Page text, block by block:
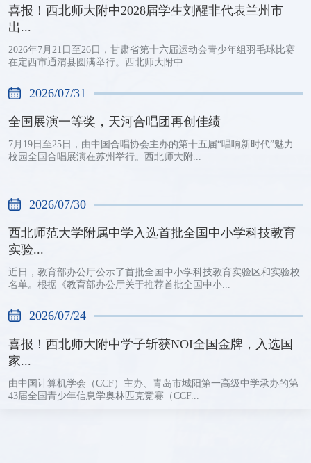
喜报！西北师大附中2028届学生刘醒非代表兰州市
出...
2026年7月21日至26日，甘肃省第十六届运动会青少年组羽毛球比赛
在定西市通渭县圆满举行。西北师大附中...
2026/07/31
全国展演一等奖，天河合唱团再创佳绩
7月19日至25日，由中国合唱协会主办的第十五届“唱响新时代”魅力
校园全国合唱展演在苏州举行。西北师大附...
2026/07/30
西北师范大学附属中学入选首批全国中小学科技教育
实验...
近日，教育部办公厅公示了首批全国中小学科技教育实验区和实验校
名单。根据《教育部办公厅关于推荐首批全国中小...
2026/07/24
喜报！西北师大附中学子斩获NOI全国金牌，入选国
家...
由中国计算机学会（CCF）主办、青岛市城阳第一高级中学承办的第
43届全国青少年信息学奥林匹克竞赛（CCF...